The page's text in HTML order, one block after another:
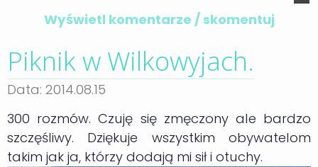
Wyświetl komentarze / skomentuj
Piknik w Wilkowyjach.
Data: 2014.08.15
300 rozmów. Czuję się zmęczony ale bardzo
szczęśliwy. Dziękuje wszystkim obywatelom
takim jak ja, którzy dodają mi sił i otuchy.